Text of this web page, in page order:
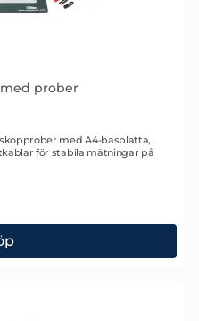
med prober
med A4-basplatta,
för stabila mätningar på
kit med prober